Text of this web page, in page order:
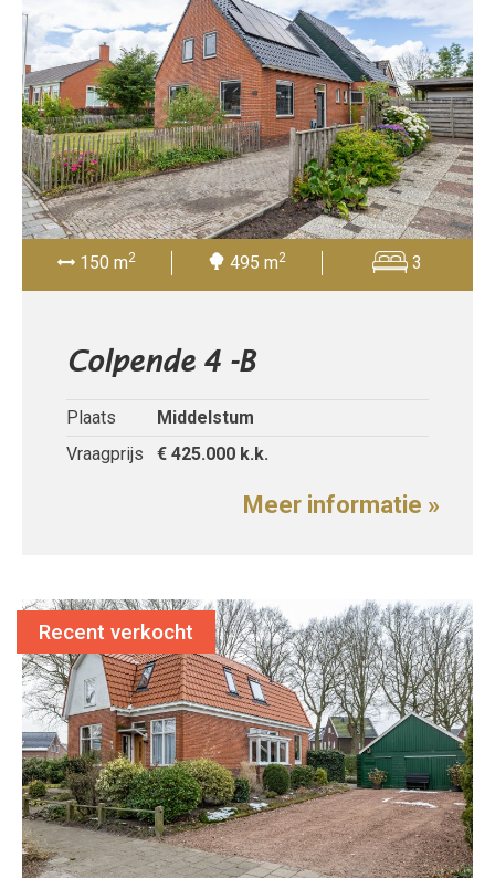
150 m2 495 m2 3
Colpende 4 -B
Plaats
Middelstum
Vraagprijs
€ 425.000 k.k.
Meer informatie »
Recent verkocht